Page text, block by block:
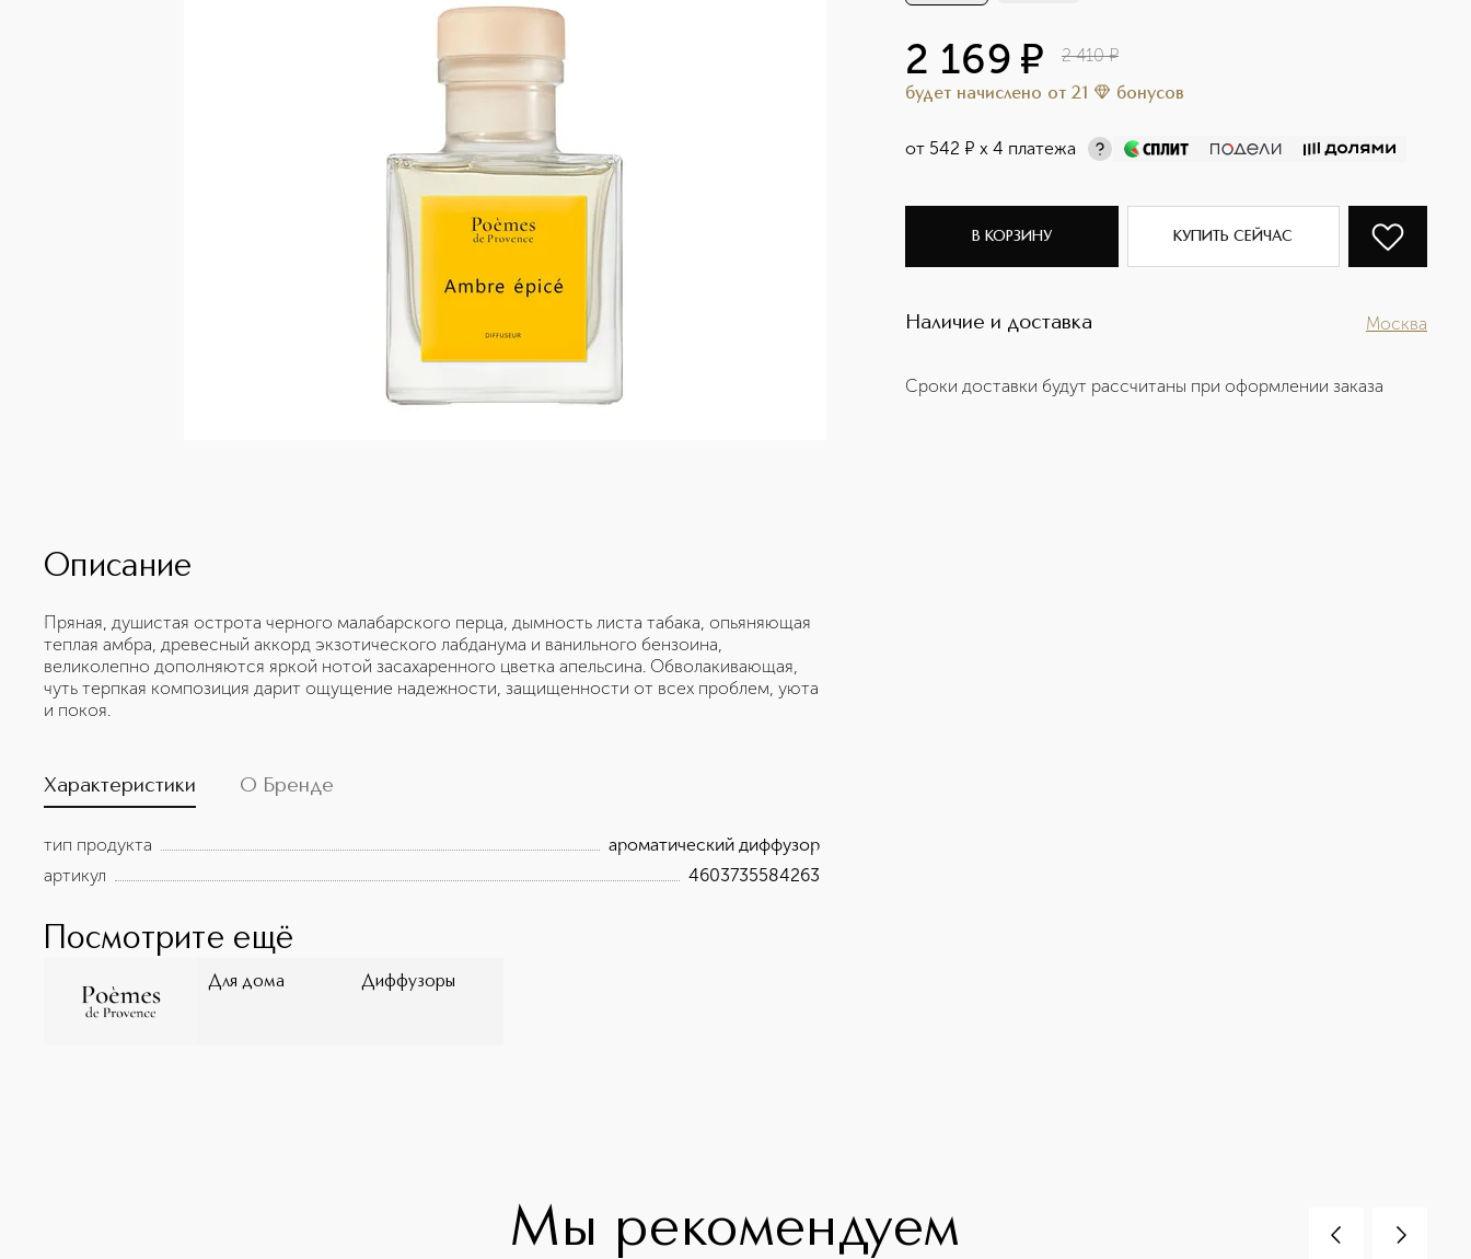
2 169 ¤ 2 410 ¤
будет начислено от 21 бонусов
от 542 ¤ х 4 платежа
В КОРЗИНУ КУПИТЬ СЕЙЧАС
Наличие и доставка Москва
Сроки доставки будут рассчитаны при оформлении заказа
Описание
Пряная, душистая острота черного малабарского перца, дымность листа табака, опьяняющая
теплая амбра, древесный аккорд экзотического лабданума и ванильного бензоина,
великолепно дополняются яркой нотой засахаренного цветка апельсина. Обволакивающая,
чуть терпкая композиция дарит ощущение надежности, защищенности от всех проблем, уюта
и покоя.
Характеристики О Бренде
тип продукта
ароматический диффузор
артикул
4603735584263
Посмотрите ещё
Для дома Диффузоры
Мы рекомендуем